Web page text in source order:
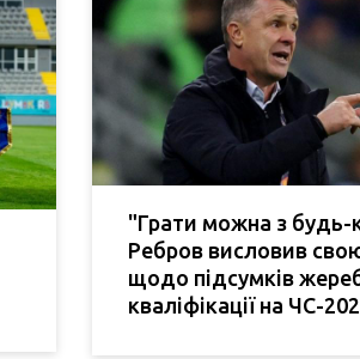
"Грати можна з будь-
Ребров висловив
щодо підсумків
кваліфікації на ЧС-